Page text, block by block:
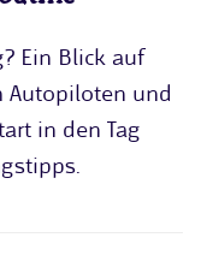
Ein Blick auf
Autopiloten und
in den Tag